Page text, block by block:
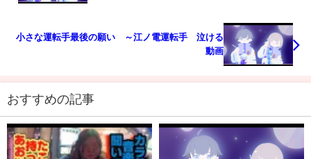
小さな運転手最後の願い ～江ノ電運転手 泣ける
動画
おすすめの記事